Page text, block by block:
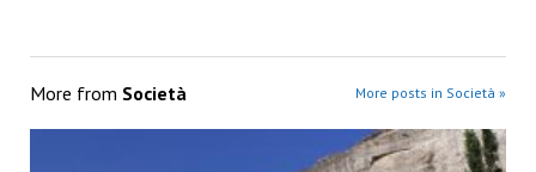
More from Società More posts in Società »